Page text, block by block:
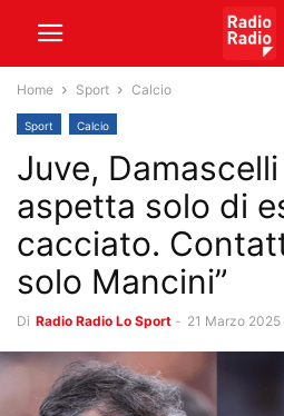
Home Sport Calcio
Sport Calcio
Juve,
aspetta solo di
cacciato.
solo Mancini”
Di Radio Radio Lo Sport - 21 Marzo 2025